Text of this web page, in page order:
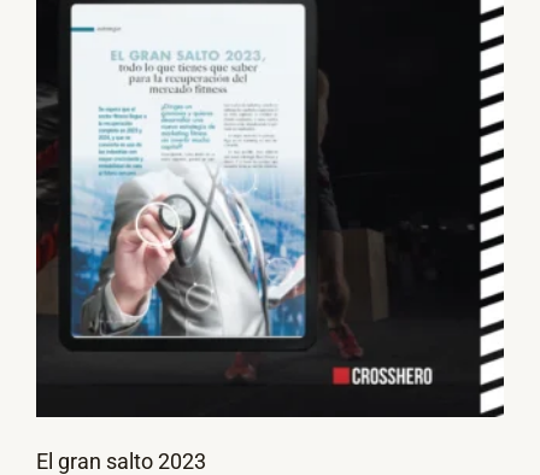
El gran salto 2023